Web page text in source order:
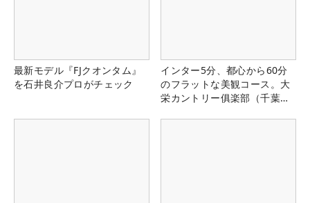
最新モデル『FJクオンタム』
を石井良介プロがチェック
インター5分、都心から60分
のフラットな美観コース。大
栄カントリー俱楽部（千葉